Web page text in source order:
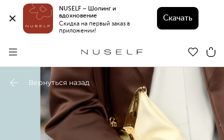
NUSELF – Шопинг и
вдохновение
Скидка на первый заказ в
приложении!
Скачать
Вернуться назад